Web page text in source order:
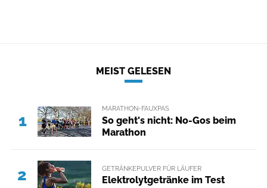
MEIST GELESEN
1
MARATHON-FAUXPAS
So geht's nicht: No-Gos beim
Marathon
2 GETRÄNKEPULVER FÜR LÄUFER
Elektrolytgetränke im Test